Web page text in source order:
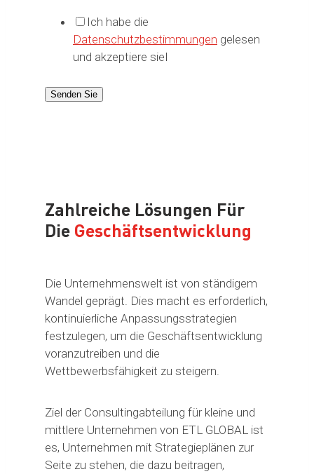
Ich habe die
Datenschutzbestimmungen gelesen
und akzeptiere sieI
Senden Sie
Zahlreiche Lösungen Für
Die Geschäftsentwicklung
Die Unternehmenswelt ist von ständigem
Wandel geprägt. Dies macht es erforderlich,
kontinuierliche Anpassungsstrategien
festzulegen, um die Geschäftsentwicklung
voranzutreiben und die
Wettbewerbsfähigkeit zu steigern.
Ziel der Consultingabteilung für kleine und
mittlere Unternehmen von ETL GLOBAL ist
es, Unternehmen mit Strategieplänen zur
Seite zu stehen, die dazu beitragen,